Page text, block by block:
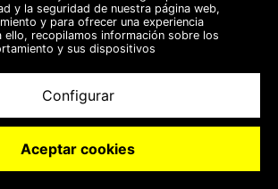
© 2020 Docfav S.L
y la seguridad de nuestra página web,
y para ofrecer una experiencia
ello, recopilamos información sobre los
y sus dispositivos
Configurar
Aceptar cookies